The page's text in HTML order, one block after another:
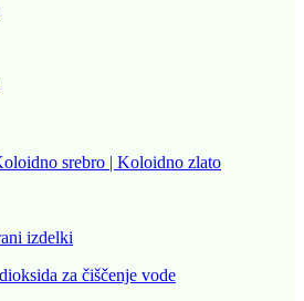
srebro | Koloidno zlato
izdelki
za čiščenje vode